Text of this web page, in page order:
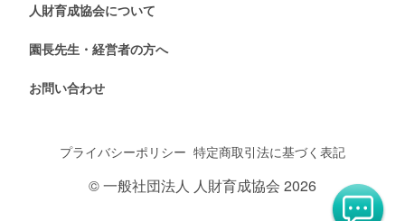
人財育成協会について
園長先生・経営者の方へ
お問い合わせ
プライバシーポリシー 特定商取引法に基づく表記
© 一般社団法人 人財育成協会 2026